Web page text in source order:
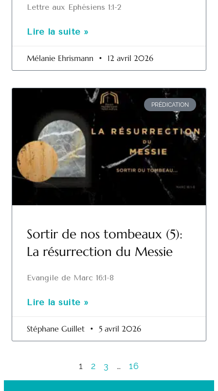
Lettre aux Ephésiens 1:1-2
Lire la suite »
Mélanie Ehrismann 12 avril 2026
PRÉDICATION
Sortir de nos tombeaux (5):
La résurrection du Messie
Evangile de Marc 16:1-8
Lire la suite »
Stéphane Guillet 5 avril 2026
1 2 3 … 16